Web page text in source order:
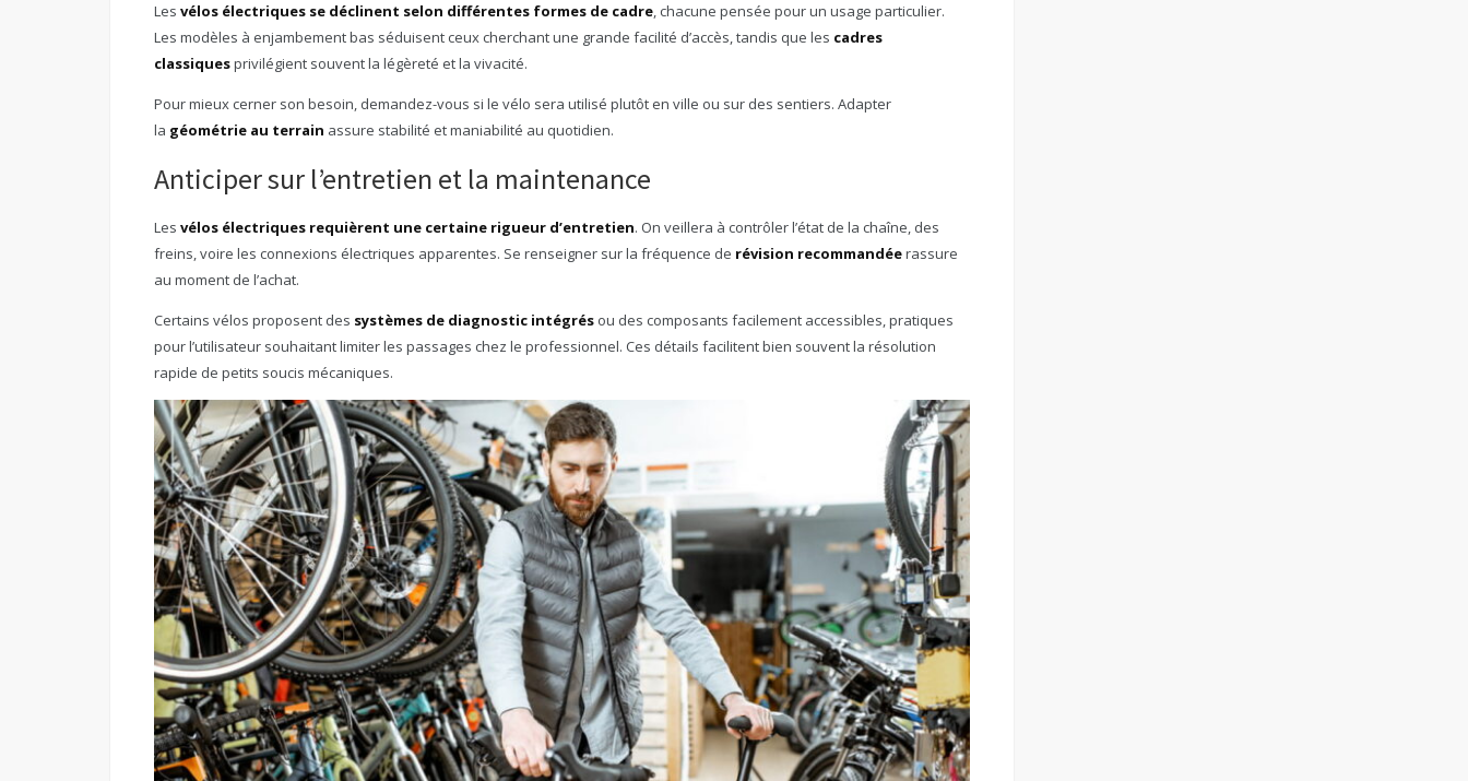
Les vélos électriques se déclinent selon différentes formes de cadre, chacune pensée pour un usage particulier.
Les modèles à enjambement bas séduisent ceux cherchant une grande facilité d’accès, tandis que les cadres
classiquesprivilégient souvent la légèreté et la vivacité.
Pour mieux cerner son besoin, demandez-vous si le vélo sera utilisé plutôt en ville ou sur des sentiers. Adapter
la géométrie au terrain assure stabilité et maniabilité au quotidien.
Anticiper sur l’entretien et la maintenance
Les vélos électriques requièrent une certaine rigueur d’entretien. On veillera à contrôler l’état de la chaîne, des
freins, voire les connexions électriques apparentes. Se renseigner sur la fréquence de révision recommandéerassure
au moment de l’achat.
Certains vélos proposent des systèmes de diagnostic intégrésou des composants facilement accessibles, pratiques
pour l’utilisateur souhaitant limiter les passages chez le professionnel. Ces détails facilitent bien souvent la résolution
rapide de petits soucis mécaniques.